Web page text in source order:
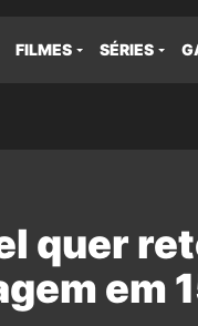
FILMES SÉRIES
quer
em